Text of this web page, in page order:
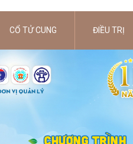
CỔ TỬ CUNG ĐIỀU TRỊ